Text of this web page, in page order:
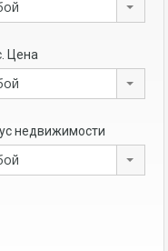
Цена
недвижимости